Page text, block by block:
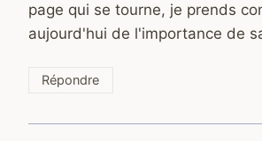
page qui se tourne, je prends
aujourd'hui de l'importance de
Répondre